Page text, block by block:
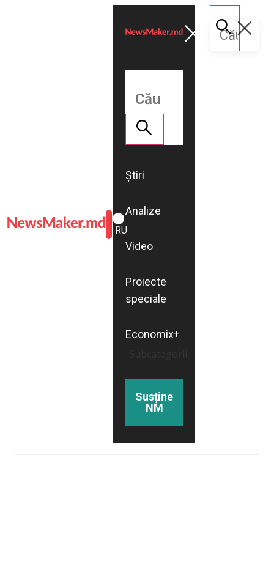
ROMÂNĂ
RU
Știri
Analize
Video
Proiecte
speciale
Economix+
Susține
NM